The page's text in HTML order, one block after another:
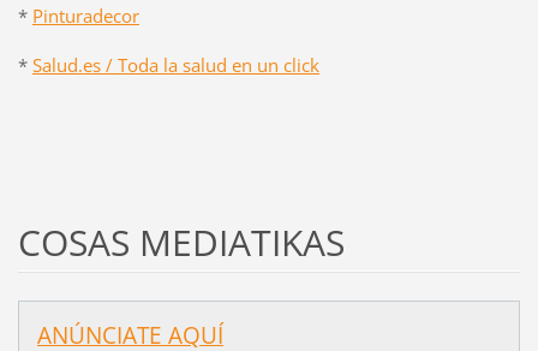
* Pinturadecor
* Salud.es / Toda la salud en un click
COSAS MEDIATIKAS
ANÚNCIATE AQUÍ